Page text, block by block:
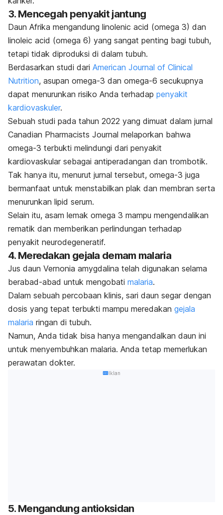
3. Mencegah penyakit jantung
Daun Afrika mengandung linolenic acid (omega 3) dan
linoleic acid (omega 6) yang sangat penting bagi tubuh,
tetapi tidak diproduksi di dalam tubuh.
Berdasarkan studi dari American Journal of Clinical
Nutrition, asupan omega-3 dan omega-6 secukupnya
dapat menurunkan risiko Anda terhadap penyakit
kardiovaskuler.
Sebuah studi pada tahun 2022 yang dimuat dalam jurnal
Canadian Pharmacists Journal melaporkan bahwa
omega-3 terbukti melindungi dari penyakit
kardiovaskular sebagai antiperadangan dan trombotik.
Tak hanya itu, menurut jurnal tersebut, omega-3 juga
bermanfaat untuk menstabilkan plak dan membran serta
menurunkan lipid serum.
Selain itu, asam lemak omega 3 mampu mengendalikan
rematik dan memberikan perlindungan terhadap
penyakit neurodegeneratif.
4. Meredakan gejala demam malaria
Jus daun Vernonia amygdalina telah digunakan selama
berabad-abad untuk mengobati malaria.
Dalam sebuah percobaan klinis, sari daun segar dengan
dosis yang tepat terbukti mampu meredakan gejala
malaria ringan di tubuh.
Namun, Anda tidak bisa hanya mengandalkan daun ini
untuk menyembuhkan malaria. Anda tetap memerlukan
perawatan dokter.
Iklan
5. Mengandung antioksidan